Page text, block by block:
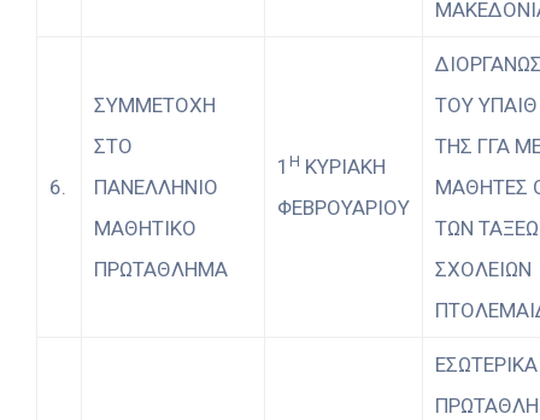
6.
ΣΥΜΜΕΤΟΧΗ
ΣΤΟ
ΠΑΝΕΛΛΗΝΙΟ
ΜΑΘΗΤΙΚΟ
ΠΡΩΤΑΘΛΗΜΑ
1 Η ΚΥΡΙΑΚΗ
ΦΕΒΡΟΥΑΡΙΟΥ
ΤΟΥ ΥΠΑΙΘ
ΤΗΣ ΓΓΑ
ΜΑΘΗΤΕΣ
ΤΩΝ
ΣΧΟΛΕΙΩΝ
ΕΣΩΤΕΡΙΚΑ